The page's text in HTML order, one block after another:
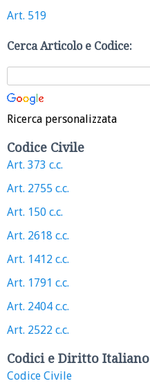
Art. 519
Cerca Articolo e Codice:
Ricerca personalizzata
Codice Civile
Art. 373 c.c.
Art. 2755 c.c.
Art. 150 c.c.
Art. 2618 c.c.
Art. 1412 c.c.
Art. 1791 c.c.
Art. 2404 c.c.
Art. 2522 c.c.
Codici e Diritto Italiano
Codice Civile